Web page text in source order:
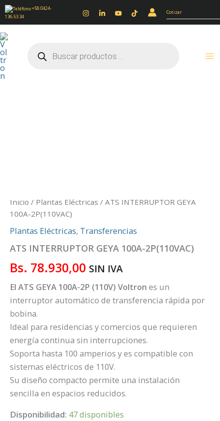
Ir
al
contenido
+58 0424-
136.53.34
Cotizar
productos
Inicio / Plantas Eléctricas / ATS INTERRUPTOR GEYA
100A-2P(110VAC)
Plantas Eléctricas, Transferencias
ATS INTERRUPTOR GEYA 100A-2P(110VAC)
Bs. 78.930,00 SIN IVA
El ATS GEYA 100A-2P (110V) Voltron es un
interruptor automático de transferencia rápida por
bobina.
Ideal para residencias y comercios que requieren
energía continua sin interrupciones.
Soporta hasta 100 amperios y es compatible con
sistemas eléctricos de 110V.
Su diseño compacto permite una instalación
sencilla en espacios reducidos.
Disponibilidad: 47 disponibles